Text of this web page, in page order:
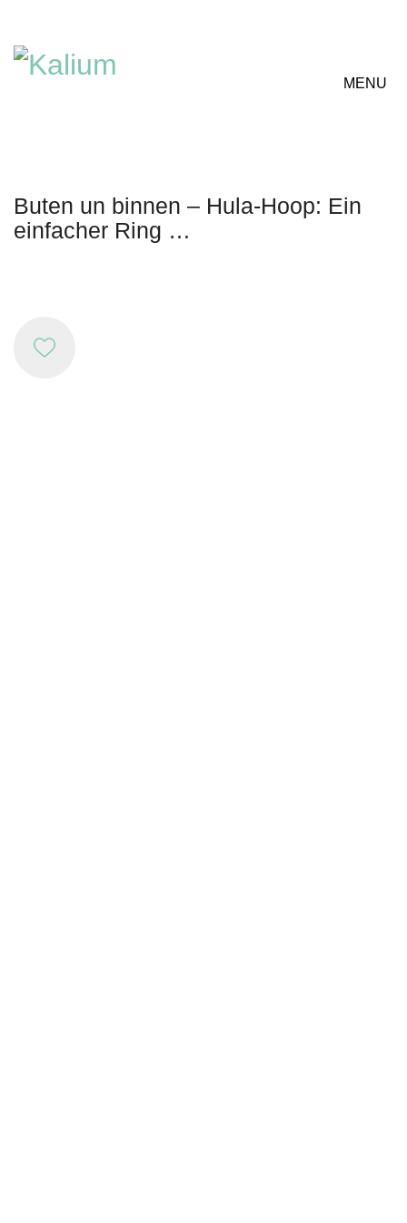
MENU
Buten un binnen – Hula-Hoop: Ein
einfacher Ring …